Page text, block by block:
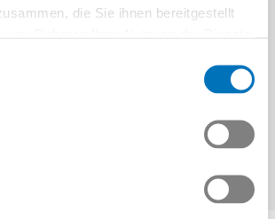
die Sie ihnen bereitgestellt